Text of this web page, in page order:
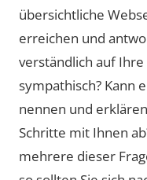
übersichtliche
erreichen und
verständlich auf
sympathisch? Kann
nennen und
Schritte mit Ihnen
mehrere dieser